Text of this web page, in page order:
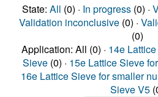
State: All (0) · In progress(0) ·
Validation inconclusive(0) ·
(0)
Application: All (0) · 14e
Sieve (0) · 15e Lattice Sieve
16e Lattice Sieve for smaller
Sieve V5